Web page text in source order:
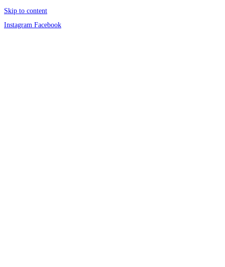
Skip to content
Instagram Facebook